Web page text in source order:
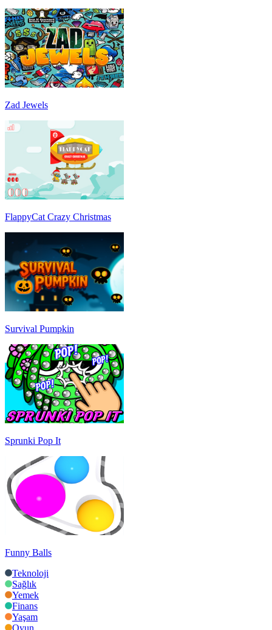
Zad Jewels
FlappyCat Crazy Christmas
Survival Pumpkin
Sprunki Pop It
Funny Balls
Teknoloji
Sağlık
Yemek
Finans
Yaşam
Oyun